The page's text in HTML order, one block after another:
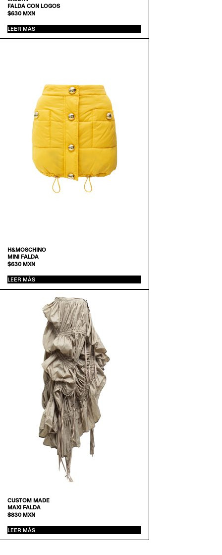
FALDA CON LOGOS
$630MXN
LEER MÁS
H&MOSCHINO
MINI FALDA
$630MXN
LEER MÁS
CUSTOM MADE
MAXI FALDA
$830MXN
LEER MÁS